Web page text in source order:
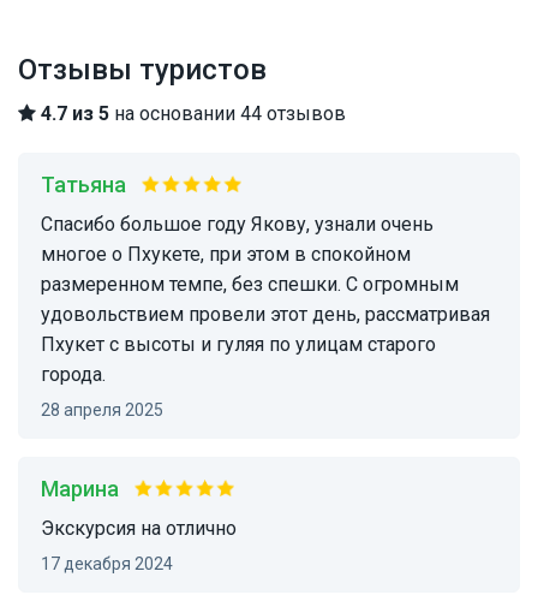
Отзывы туристов
4.7 из 5 на основании 44 отзывов
Татьяна
Спасибо большое году Якову, узнали очень
многое о Пхукете, при этом в спокойном
размеренном темпе, без спешки. С огромным
удовольствием провели этот день, рассматривая
Пхукет с высоты и гуляя по улицам старого
города.
28 апреля 2025
Марина
Экскурсия на отлично
17 декабря 2024